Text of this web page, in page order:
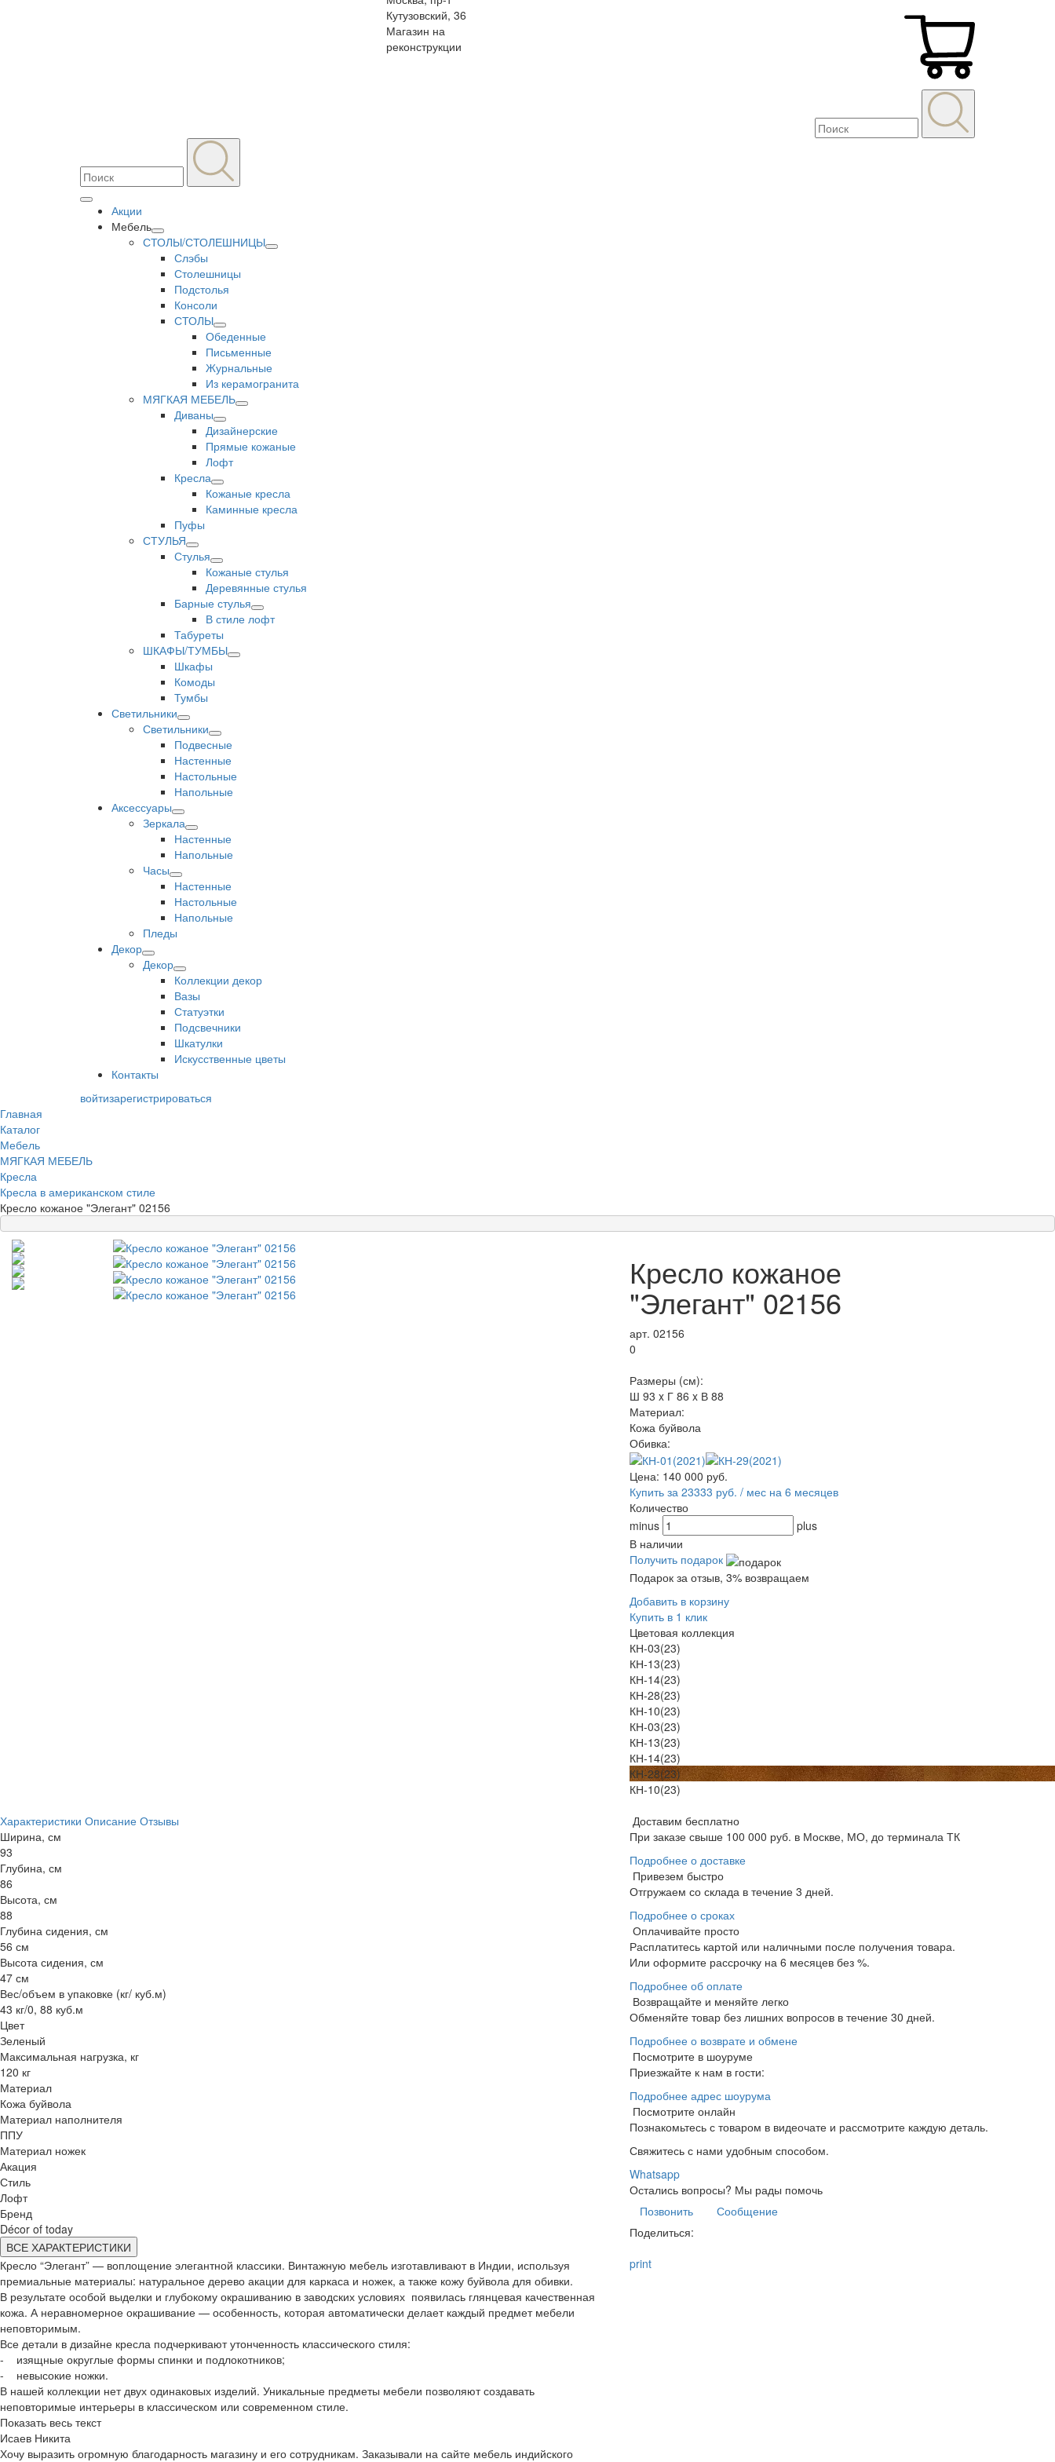
Кутузовский, 36
Магазин на
реконструкции
Акции
Мебель
СТОЛЫ/СТОЛЕШНИЦЫ
Слэбы
Столешницы
Подстолья
Консоли
СТОЛЫ
Обеденные
Письменные
Журнальные
Из керамогранита
МЯГКАЯ МЕБЕЛЬ
Диваны
Дизайнерские
Прямые кожаные
Лофт
Кресла
Кожаные кресла
Каминные кресла
Пуфы
СТУЛЬЯ
Стулья
Кожаные стулья
Деревянные стулья
Барные стулья
В стиле лофт
Табуреты
ШКАФЫ/ТУМБЫ
Шкафы
Комоды
Тумбы
Светильники
Светильники
Подвесные
Настенные
Настольные
Напольные
Аксессуары
Зеркала
Настенные
Напольные
Часы
Настенные
Настольные
Напольные
Пледы
Декор
Декор
Коллекции декор
Вазы
Статуэтки
Подсвечники
Шкатулки
Искусственные цветы
Контакты
войтизарегистрироваться
Главная
Каталог
Мебель
МЯГКАЯ МЕБЕЛЬ
Кресла
Кресла в американском стиле
Кресло кожаное "Элегант" 02156
Кресло кожаное
"Элегант" 02156
арт. 02156
0
Размеры (см):
Ш 93 x Г 86 x В 88
Материал:
Кожа буйвола
Обивка:
Цена: 140 000 руб.
Купить за 23333 руб. / мес на 6 месяцев
Количество
minus
plus
В наличии
Получить подарок
Подарок за отзыв, 3% возвращаем
Добавить в корзину
Купить в 1 клик
Цветовая коллекция
КН-03(23)
КН-13(23)
КН-14(23)
КН-28(23)
КН-10(23)
КН-03(23)
КН-13(23)
КН-14(23)
КН-28(23)
КН-10(23)
Характеристики Описание Отзывы
Ширина, см
93
Глубина, см
86
Высота, см
88
Глубина сидения, см
56 см
Высота сидения, см
47 см
Вес/объем в упаковке (кг/ куб.м)
43 кг/0, 88 куб.м
Цвет
Зеленый
Максимальная нагрузка, кг
120 кг
Материал
Кожа буйвола
Материал наполнителя
ППУ
Материал ножек
Акация
Стиль
Лофт
Бренд
Décor of today
ВСЕ ХАРАКТЕРИСТИКИ
Кресло “Элегант” — воплощение элегантной классики. Винтажную мебель изготавливают в Индии, используя
премиальные материалы: натуральное дерево акации для каркаса и ножек, а также кожу буйвола для обивки.
В результате особой выделки и глубокому окрашиванию в заводских условиях появилась глянцевая качественная
кожа. А неравномерное окрашивание — особенность, которая автоматически делает каждый предмет мебели
неповторимым.
Все детали в дизайне кресла подчеркивают утонченность классического стиля:
- изящные округлые формы спинки и подлокотников;
- невысокие ножки.
В нашей коллекции нет двух одинаковых изделий. Уникальные предметы мебели позволяют создавать
неповторимые интерьеры в классическом или современном стиле.
Показать весь текст
Исаев Никита
Хочу выразить огромную благодарность магазину и его сотрудникам. Заказывали на сайте мебель индийского
Доставим бесплатно
При заказе свыше 100 000 руб. в Москве, МО, до терминала ТК
Подробнее о доставке
Привезем быстро
Отгружаем со склада в течение 3 дней.
Подробнее о сроках
Оплачивайте просто
Расплатитесь картой или наличными после получения товара.
Или оформите рассрочку на 6 месяцев без %.
Подробнее об оплате
Возвращайте и меняйте легко
Обменяйте товар без лишних вопросов в течение 30 дней.
Подробнее о возврате и обмене
Посмотрите в шоуруме
Приезжайте к нам в гости:
Подробнее адрес шоурума
Посмотрите онлайн
Познакомьтесь с товаром в видеочате и рассмотрите каждую деталь.
Свяжитесь с нами удобным способом.
Whatsapp
Остались вопросы? Мы рады помочь
Позвонить
Сообщение
Поделиться:
print